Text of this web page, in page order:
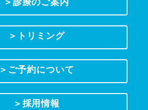
＞トリミング
＞ご予約について
＞採用情報